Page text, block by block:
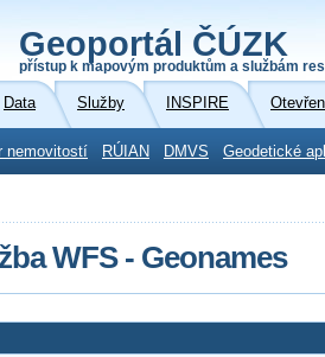
Geoportál ČÚZK
přístup k mapovým produktům a službám
Data Služby INSPIRE
nemovitostí RÚIAN DMVS Geodetické
WFS - Geonames